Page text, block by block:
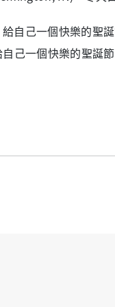
己一個快樂的聖誕節